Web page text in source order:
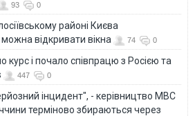
93 0
районі Києва
відкривати вікна
74 0
курс і почало співпрацю з Росією та
447 0
інцидент", - керівництво МВС
терміново збираються через